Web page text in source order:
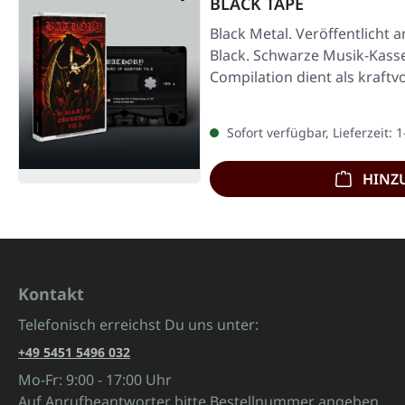
Black Metal. Veröffentlicht
Black. Schwarze Musik-
Compilation dient als
Sofort verfügbar, Lieferzeit:
Kontakt
Telefonisch erreichst Du uns unter:
+49 5451 5496 032
Mo-Fr: 9:00 - 17:00 Uhr